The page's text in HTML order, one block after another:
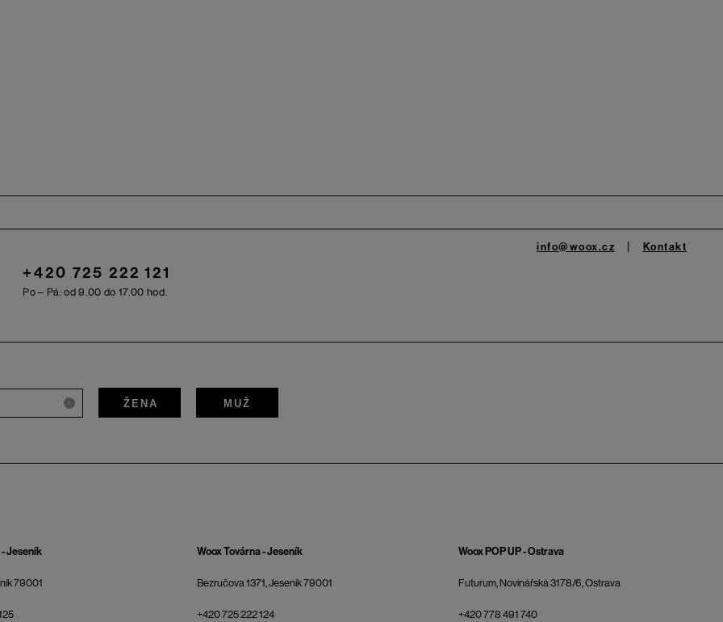
+420 725 222 121
Po – Pá: od 9.00 do 17.00 hod.
info@woox.cz Kontakt
i ŽENA MUŽ
Jeseník
79001
Woox Továrna - Jeseník
Bezručova 1371, Jeseník 79001
+420 725 222 124
Woox POP UP - Ostrava
Futurum, Novinářská 3178/6, Ostrava
+420 778 491 740